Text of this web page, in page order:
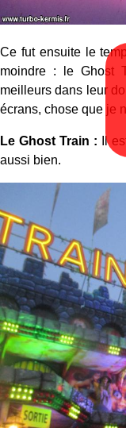
Ce fut ensuite le
moindre : le Ghost
meilleurs dans leur
écrans, chose que je
Le Ghost Train :
Il
aussi bien.